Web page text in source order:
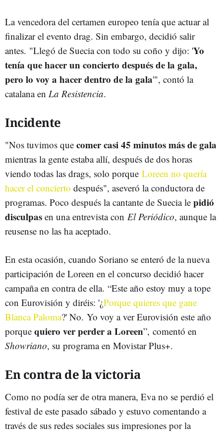
La vencedora del certamen europeo tenía que actuar al
finalizar el evento drag. Sin embargo, decidió salir
antes. "Llegó de Suecia con todo su coño y dijo: 'Yo
tenía que hacer un concierto después de la gala,
pero lo voy a hacer dentro de la gala'", contó la
catalana en La Resistencia.
Incidente
"Nos tuvimos que comer casi 45 minutos más de gala
mientras la gente estaba allí, después de dos horas
viendo todas las drags, solo porque Loreen no quería
hacer el concierto después", aseveró la conductora de
programas. Poco después la cantante de Suecia le pidió
disculpas en una entrevista con El Periódico, aunque la
reusense no las ha aceptado.
En esta ocasión, cuando Soriano se enteró de la nueva
participación de Loreen en el concurso decidió hacer
campaña en contra de ella. “Este año estoy muy a tope
con Eurovisión y diréis: '¿Porque quieres que gane
Blanca Paloma?' No. Yo voy a ver Eurovisión este año
porque quiero ver perder a Loreen”, comentó en
Showriano, su programa en Movistar Plus+.
En contra de la victoria
Como no podía ser de otra manera, Eva no se perdió el
festival de este pasado sábado y estuvo comentando a
través de sus redes sociales sus impresiones por la